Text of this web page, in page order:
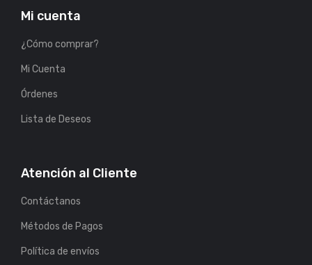
Mi cuenta
¿Cómo comprar?
Mi Cuenta
Órdenes
Lista de Deseos
Atención al Cliente
Contáctanos
Métodos de Pagos
Política de envíos